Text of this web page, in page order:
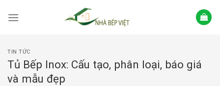
TIN TỨC
Tủ Bếp Inox: Cấu tạo, phân loại, báo giá
và mẫu đẹp